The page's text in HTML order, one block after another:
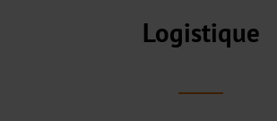
commercialLogistique